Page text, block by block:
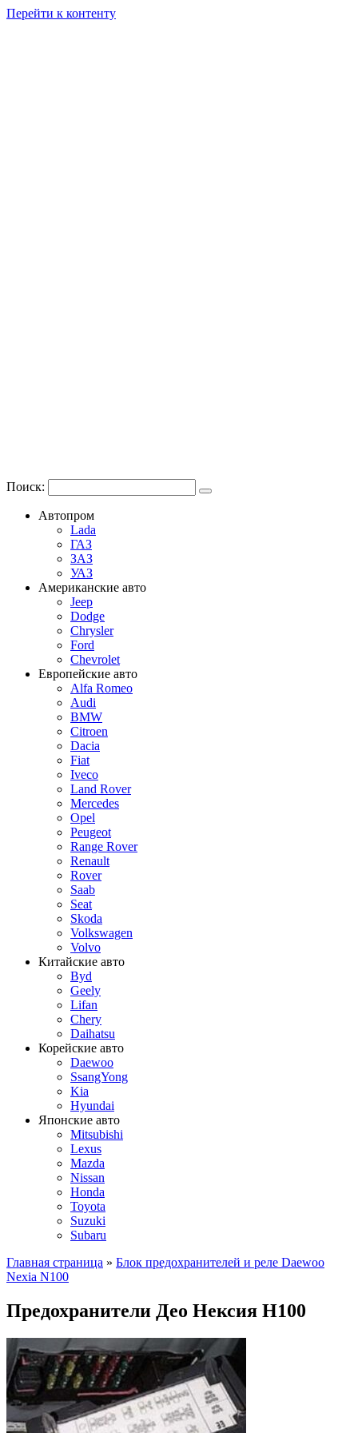
Перейти к контенту
Поиск:
Автопром
Lada
ГАЗ
ЗАЗ
УАЗ
Американские авто
Jeep
Dodge
Chrysler
Ford
Chevrolet
Европейские авто
Alfa Romeo
Audi
BMW
Citroen
Dacia
Fiat
Iveco
Land Rover
Mercedes
Opel
Peugeot
Range Rover
Renault
Rover
Saab
Seat
Skoda
Volkswagen
Volvo
Китайские авто
Byd
Geely
Lifan
Chery
Daihatsu
Корейские авто
Daewoo
SsangYong
Kia
Hyundai
Японские авто
Mitsubishi
Lexus
Mazda
Nissan
Honda
Toyota
Suzuki
Subaru
Главная страница » Блок предохранителей и реле Daewoo
Nexia N100
Предохранители Део Нексия Н100